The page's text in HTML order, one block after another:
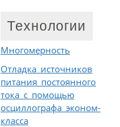
Технологии
Многомерность
Отладка источников
питания постоянного
тока с помощью
осциллографа эконом-
класса